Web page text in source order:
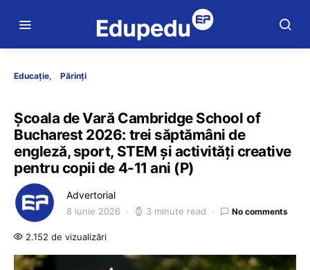
Educație Părinți
Școala de Vară Cambridge School of
Bucharest 2026: trei săptămâni de
engleză, sport, STEM și activități creative
pentru copii de 4-11 ani (P)
Advertorial
8 iunie 2026 3 minute read No comments
2.152 de vizualizări